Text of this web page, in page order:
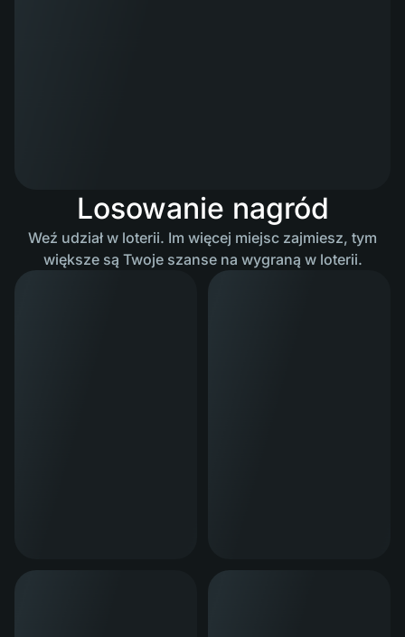
Losowanie nagród
Weź udział w loterii. Im więcej miejsc zajmiesz, tym
większe są Twoje szanse na wygraną w loterii.